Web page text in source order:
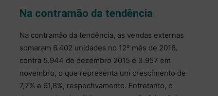
Na contramão da tendência
Na contramão da tendência, as vendas externas
somaram 6.402 unidades no 12º mês de 2016,
contra 5.944 de dezembro 2015 e 3.957 em
novembro, o que representa um crescimento de
7,7% e 61,8%, respectivamente. Entretanto, o